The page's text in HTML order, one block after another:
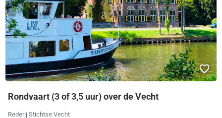
Rondvaart (3 of 3,5 uur) over de Vecht
Rederij Stichtse Vecht